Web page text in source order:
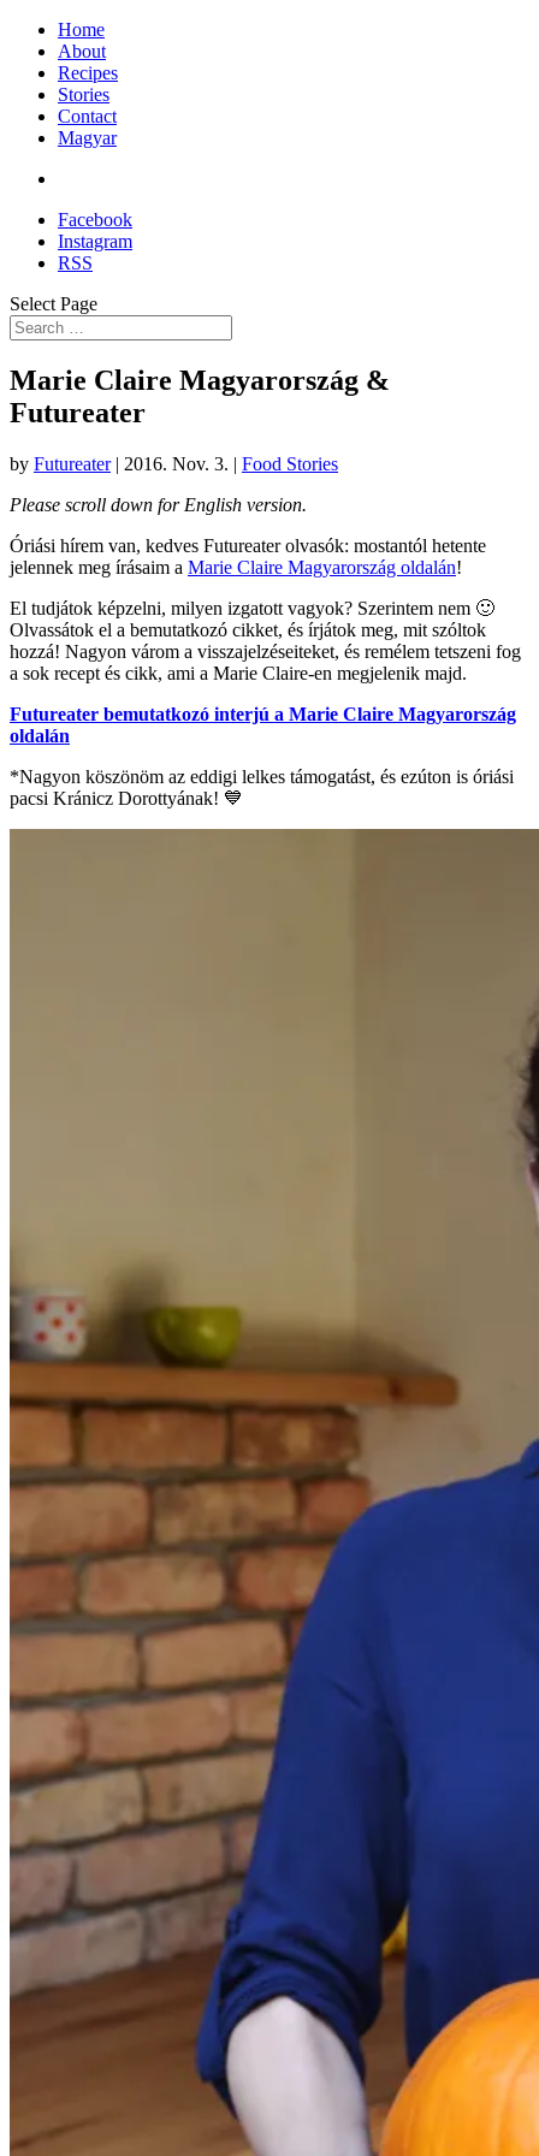
Home
About
Recipes
Stories
Contact
Magyar
Facebook
Instagram
RSS
Select Page
Marie Claire Magyarország &
Futureater
by Futureater| 2016. Nov. 3. | Food Stories
Please scroll down for English version.
Óriási hírem van, kedves Futureater olvasók: mostantól hetente
jelennek meg írásaim a Marie Claire Magyarország oldalán!
El tudjátok képzelni, milyen izgatott vagyok? Szerintem nem 🙂
Olvassátok el a bemutatkozó cikket, és írjátok meg, mit szóltok
hozzá! Nagyon várom a visszajelzéseiteket, és remélem tetszeni fog
a sok recept és cikk, ami a Marie Claire-en megjelenik majd.
Futureater bemutatkozó interjú a Marie Claire Magyarország
oldalán
*Nagyon köszönöm az eddigi lelkes támogatást, és ezúton is óriási
pacsi Kránicz Dorottyának! 💙